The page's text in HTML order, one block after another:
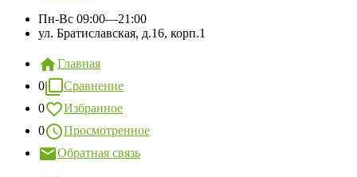
Пн-Вс 09:00—21:00
ул. Братиславская, д.16, корп.1
Главная
0
Сравнение
0
Избранное
0
Просмотренное
Обратная связь